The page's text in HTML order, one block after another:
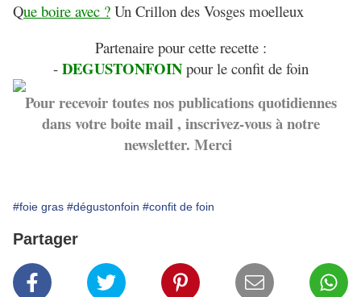
Que boire avec ? Un Crillon des Vosges moelleux
Partenaire pour cette recette :
- DEGUSTONFOINpour le confit de foin
Pour recevoir toutes nos publications quotidiennes
dans votre boite mail , inscrivez-vous à notre
newsletter. Merci
#foie gras #dégustonfoin #confit de foin
Partager